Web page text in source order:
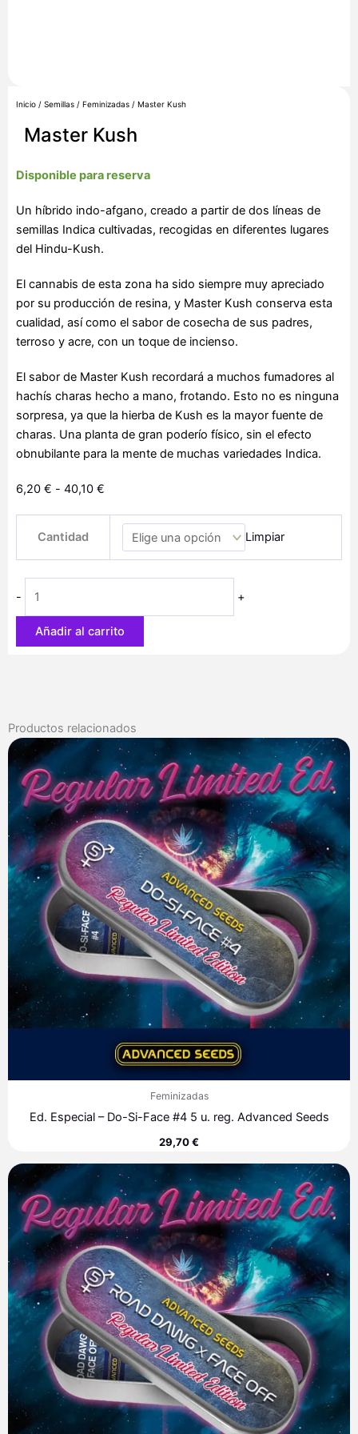
Inicio / Semillas / Feminizadas / Master Kush
Master Kush
Disponible para reserva
Un híbrido indo-afgano, creado a partir de dos líneas de
semillas Indica cultivadas, recogidas en diferentes lugares
del Hindu-Kush.
El cannabis de esta zona ha sido siempre muy apreciado
por su producción de resina, y Master Kush conserva esta
cualidad, así como el sabor de cosecha de sus padres,
terroso y acre, con un toque de incienso.
El sabor de Master Kush recordará a muchos fumadores al
hachís charas hecho a mano, frotando. Esto no es ninguna
sorpresa, ya que la hierba de Kush es la mayor fuente de
charas. Una planta de gran poderío físico, sin el efecto
obnubilante para la mente de muchas variedades Indica.
6,20 € - 40,10 €
precios:
desde
6,20 €
Cantidad Limpiar
-
Kush
cantidad
+
Añadir al carrito
Productos relacionados
Feminizadas
Ed. Especial – Do-Si-Face #4 5 u. reg. Advanced Seeds
29,70€